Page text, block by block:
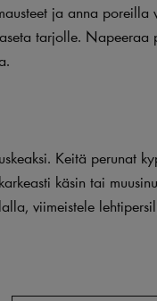
ja anna poreilla
tarjolle. Napeeraa
Keitä perunat
käsin tai
viimeistele